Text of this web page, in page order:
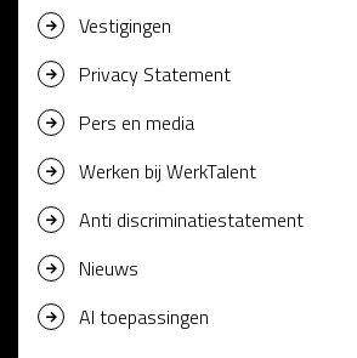
Vestigingen
Privacy Statement
Pers en media
Werken bij WerkTalent
Anti discriminatiestatement
Nieuws
AI toepassingen